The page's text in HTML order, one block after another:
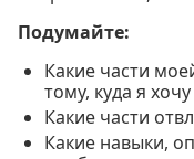
Подумайте:
Какие части
тому, куда я
Какие части
Какие навыки,